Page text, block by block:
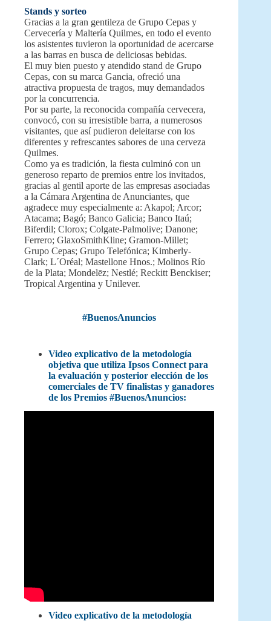
Stands y sorteo
Gracias a la gran gentileza de Grupo Cepas y
Cervecería y Maltería Quilmes, en todo el evento
los asistentes tuvieron la oportunidad de acercarse
a las barras en busca de deliciosas bebidas.
El muy bien puesto y atendido stand de Grupo
Cepas, con su marca Gancia, ofreció una
atractiva propuesta de tragos, muy demandados
por la concurrencia.
Por su parte, la reconocida compañía cervecera,
convocó, con su irresistible barra, a numerosos
visitantes, que así pudieron deleitarse con los
diferentes y refrescantes sabores de una cerveza
Quilmes.
Como ya es tradición, la fiesta culminó con un
generoso reparto de premios entre los invitados,
gracias al gentil aporte de las empresas asociadas
a la Cámara Argentina de Anunciantes, que
agradece muy especialmente a: Akapol; Arcor;
Atacama; Bagó; Banco Galicia; Banco Itaú;
Biferdil; Clorox; Colgate-Palmolive; Danone;
Ferrero; GlaxoSmithKline; Gramon-Millet;
Grupo Cepas; Grupo Telefónica; Kimberly-
Clark; L´Oréal; Mastellone Hnos.; Molinos Río
de la Plata; Mondelēz; Nestlé; Reckitt Benckiser;
Tropical Argentina y Unilever.
#BuenosAnuncios
Video explicativo de la metodología
objetiva que utiliza Ipsos Connect para
la evaluación y posterior elección de los
comerciales de TV finalistas y ganadores
de los Premios #BuenosAnuncios:
Video explicativo de la metodología